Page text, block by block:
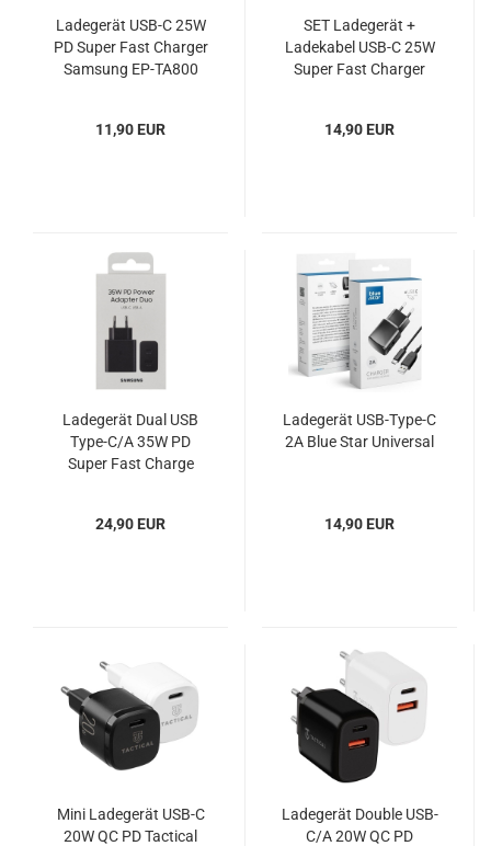
Ladegerät USB-C 25W
PD Super Fast Charger
Samsung EP-TA800
11,90 EUR
SET Ladegerät +
Ladekabel USB-C 25W
Super Fast Charger
14,90 EUR
Ladegerät Dual USB
Type-C/A 35W PD
Super Fast Charge
24,90 EUR
Ladegerät USB-Type-C
2A Blue Star Universal
14,90 EUR
Mini Ladegerät USB-C
20W QC PD Tactical
Ladegerät Double USB-
C/A 20W QC PD